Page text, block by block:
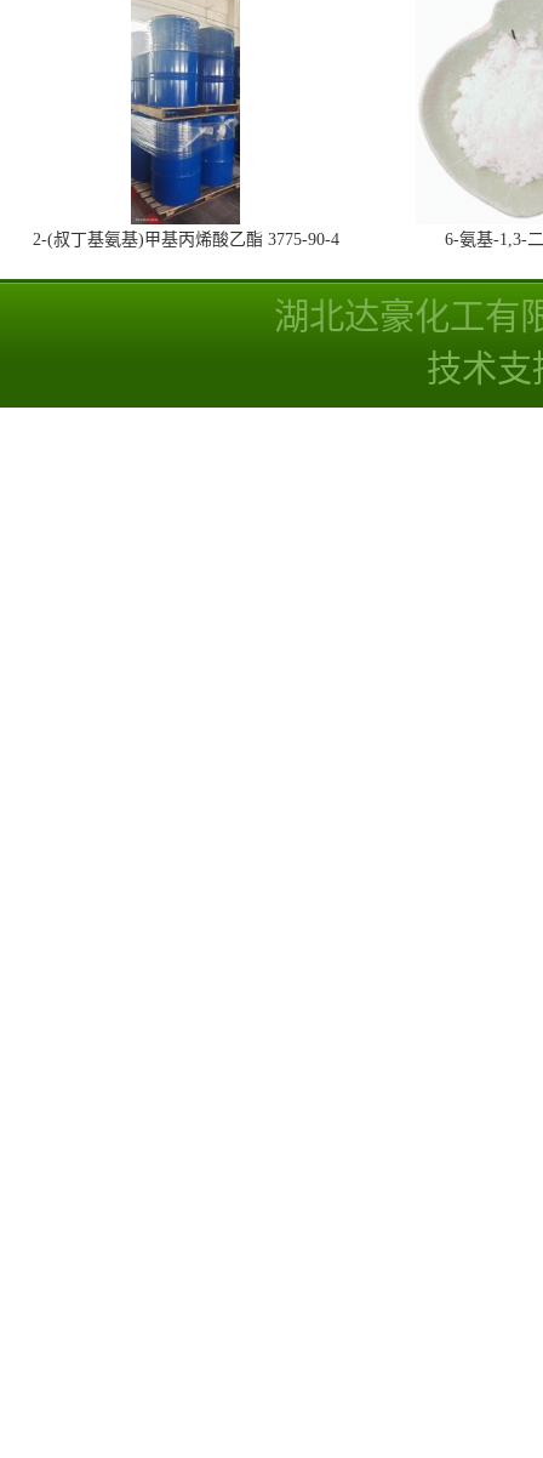
2-(叔丁基氨基)甲基丙烯酸乙酯 3775-90-4 6-氨基-1,3-
湖北达豪化工有
技术